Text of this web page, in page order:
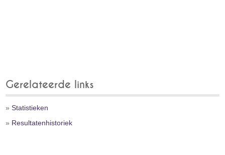
Gerelateerde links
»Statistieken
» Resultatenhistoriek